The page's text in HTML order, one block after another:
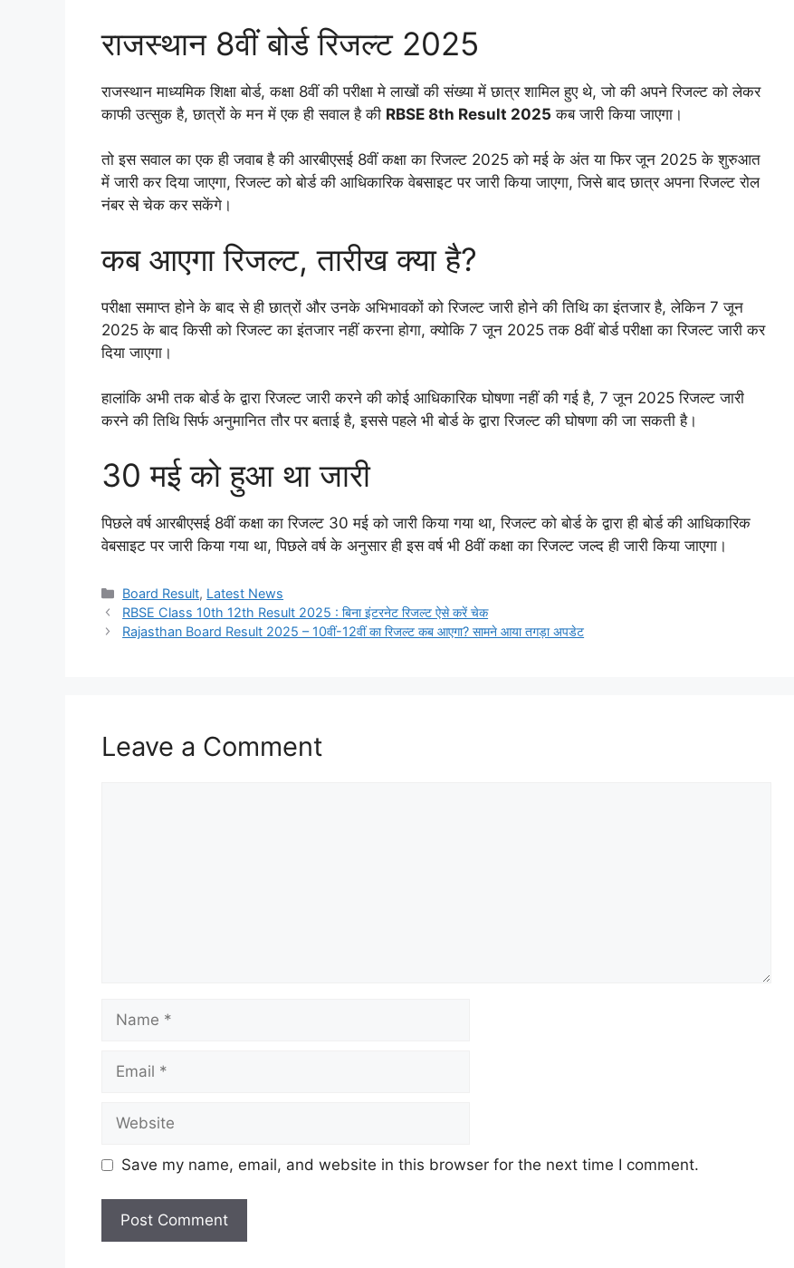
राजस्थान 8वीं बोर्ड रिजल्ट 2025
राजस्थान माध्यमिक शिक्षा बोर्ड, कक्षा 8वीं की परीक्षा मे लाखों की संख्या में छात्र शामिल हुए थे, जो की अपने रिजल्ट को लेकर
काफी उत्सुक है, छात्रों के मन में एक ही सवाल है की RBSE 8th Result 2025 कब जारी किया जाएगा।
तो इस सवाल का एक ही जवाब है की आरबीएसई 8वीं कक्षा का रिजल्ट 2025 को मई के अंत या फिर जून 2025 के शुरुआत
में जारी कर दिया जाएगा, रिजल्ट को बोर्ड की आधिकारिक वेबसाइट पर जारी किया जाएगा, जिसे बाद छात्र अपना रिजल्ट रोल
नंबर से चेक कर सकेंगे।
कब आएगा रिजल्ट, तारीख क्या है?
परीक्षा समाप्त होने के बाद से ही छात्रों और उनके अभिभावकों को रिजल्ट जारी होने की तिथि का इंतजार है, लेकिन 7 जून
2025 के बाद किसी को रिजल्ट का इंतजार नहीं करना होगा, क्योकि 7 जून 2025 तक 8वीं बोर्ड परीक्षा का रिजल्ट जारी कर
दिया जाएगा।
हालांकि अभी तक बोर्ड के द्वारा रिजल्ट जारी करने की कोई आधिकारिक घोषणा नहीं की गई है, 7 जून 2025 रिजल्ट जारी
करने की तिथि सिर्फ अनुमानित तौर पर बताई है, इससे पहले भी बोर्ड के द्वारा रिजल्ट की घोषणा की जा सकती है।
30 मई को हुआ था जारी
पिछले वर्ष आरबीएसई 8वीं कक्षा का रिजल्ट 30 मई को जारी किया गया था, रिजल्ट को बोर्ड के द्वारा ही बोर्ड की आधिकारिक
वेबसाइट पर जारी किया गया था, पिछले वर्ष के अनुसार ही इस वर्ष भी 8वीं कक्षा का रिजल्ट जल्द ही जारी किया जाएगा।
Categories
Board Result, Latest News
RBSE Class 10th 12th Result 2025 : बिना इंटरनेट रिजल्ट ऐसे करें चेक
Rajasthan Board Result 2025 – 10वीं-12वीं का रिजल्ट कब आएगा? सामने आया तगड़ा अपडेट
Leave a Comment
Save my name, email, and website in this browser for the next time I comment.